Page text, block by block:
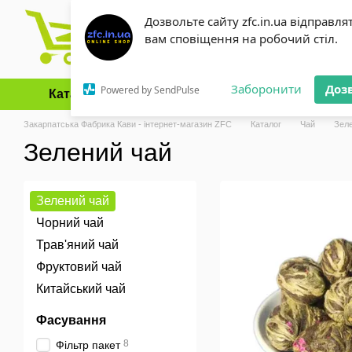
Дозвольте сайту zfc.in.ua
вам сповіщення на робочий стіл.
Powered by SendPulse Заборонити
Перейти до основного контенту
Каталог Оплата і доставка Обмін та повернення
Закарпатська Фабрика Кави - інтернет-магазин ZFC Каталог Чай
Зелений чай
Зелений чай
Чорний чай
Трав'яний чай
Фруктовий чай
Китайський чай
Фасування
Фільтр пакет 8